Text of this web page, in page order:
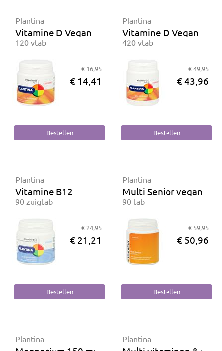
Plantina
Vitamine D Vegan
120 vtab
€ 16,95
€ 14,41
Plantina
Vitamine D Vegan
420 vtab
€ 49,95
€ 43,96
Plantina
Vitamine B12
90 zuigtab
€ 24,95
€ 21,21
Plantina
Multi Senior vegan
90 tab
€ 59,95
€ 50,96
Plantina Plantina